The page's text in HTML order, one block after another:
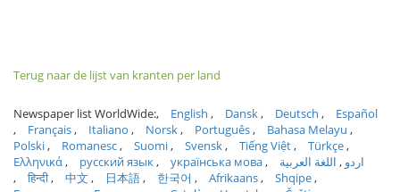
Terug naar de lijst van kranten per land
Newspaper list WorldWide: English Dansk Deutsch
Español
Français
Italiano Norsk Português
Bahasa Melayu
Polski
Romanesc Suomi Svensk Tiếng Việt
Türkçe
Ελληνικά
русский язык українська мова اردو
اللغة العربية
हिन्दी
中文 日本語 한국어 Afrikaans
Shqipe